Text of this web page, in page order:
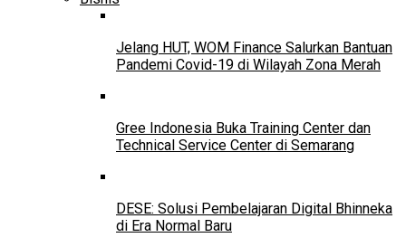
Jelang HUT, WOM Finance Salurkan Bantuan
Pandemi Covid-19 di Wilayah Zona Merah
Gree Indonesia Buka Training Center dan
Technical Service Center di Semarang
DESE: Solusi Pembelajaran Digital Bhinneka
di Era Normal Baru